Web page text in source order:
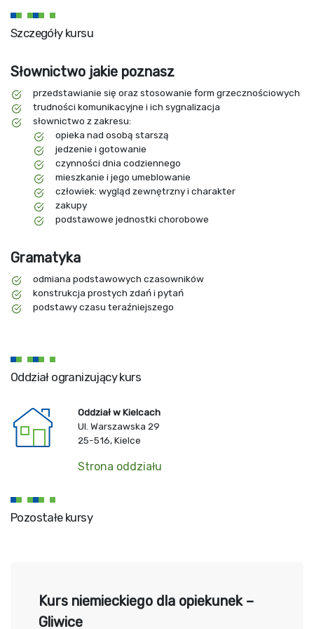
Szczegóły kursu
Słownictwo jakie poznasz
przedstawianie się oraz stosowanie form grzecznościowych
trudności komunikacyjne i ich sygnalizacja
słownictwo z zakresu:
opieka nad osobą starszą
jedzenie i gotowanie
czynności dnia codziennego
mieszkanie i jego umeblowanie
człowiek: wygląd zewnętrzny i charakter
zakupy
podstawowe jednostki chorobowe
Gramatyka
odmiana podstawowych czasowników
konstrukcja prostych zdań i pytań
podstawy czasu teraźniejszego
Oddział ogranizujący kurs
Oddział w Kielcach
Ul. Warszawska 29
25-516, Kielce
Strona oddziału
Pozostałe kursy
Kurs niemieckiego dla opiekunek –
Gliwice